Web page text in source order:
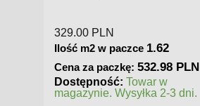
329.00 PLN
Ilość m2 w paczce 2.14
Cena za paczkę:704.06 PLN
Dostępność: Towar w
magazynie. Wysyłka 2-3 dni.